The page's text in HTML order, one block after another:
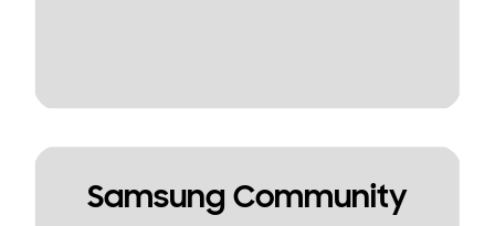
Samsung Community